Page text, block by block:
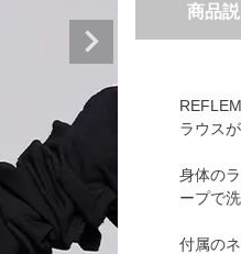
商品説
ラウスが
身体の
ープで
付属の